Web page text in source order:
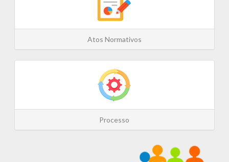
Atos Normativos
Processo